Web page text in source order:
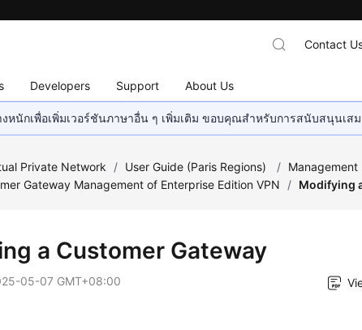
Developers Support About Us
Contact
นักเพื่อเพิ่มเวอร์ชันภาษาอื่น ๆ เพิ่มเติม ขอบคุณสำหรับการสนับสนุนเส
Private Network / User Guide (Paris Regions) / Management
Gateway Management of Enterprise Edition VPN / Modifying
a Customer Gateway
05-07 GMT+08:00